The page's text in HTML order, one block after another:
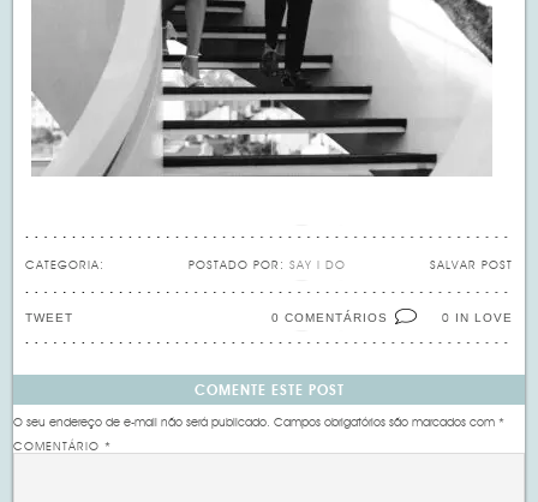
CATEGORIA: SALVAR POST
POSTADO POR: SAY I DO
0 IN LOVE
0 COMENTÁRIOS
TWEET
COMENTE ESTE POST
O seu endereço de e-mail não será publicado. Campos obrigatórios são marcados com*
COMENTÁRIO*